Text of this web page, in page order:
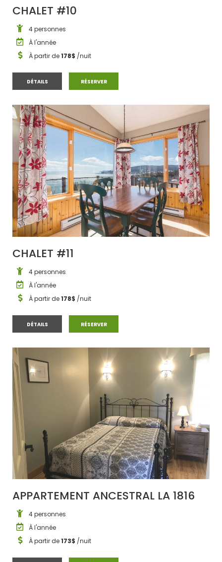
CHALET #10
4 personnes
À l'année
À partir de178$ /nuit
DÉTAILSCHALET #10 RÉSERVERCHALET #10
CHALET #11
4 personnes
À l'année
À partir de178$ /nuit
DÉTAILSCHALET #11 RÉSERVERCHALET #11
APPARTEMENT ANCESTRAL LA 1816
4 personnes
À l'année
À partir de173$ /nuit